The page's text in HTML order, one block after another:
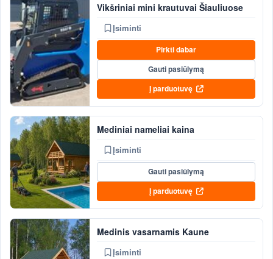
Vikšriniai mini krautuvai Šiauliuose
Įsiminti
Pirkti dabar
Gauti pasiūlymą
Į parduotuvę
Mediniai nameliai kaina
Įsiminti
Gauti pasiūlymą
Į parduotuvę
Medinis vasarnamis Kaune
Įsiminti